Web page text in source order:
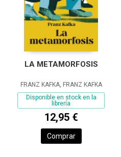
LA METAMORFOSIS
FRANZ KAFKA, FRANZ KAFKA
Disponible en stock en la
librería
12,95 €
Comprar